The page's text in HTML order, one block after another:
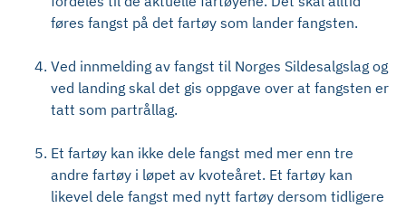
føres fangst på det fartøy som lander fangsten.
Ved innmelding av fangst til Norges Sildesalgslag og
ved landing skal det gis oppgave over at fangsten er
tatt som partrållag.
Et fartøy kan ikke dele fangst med mer enn tre
andre fartøy i løpet av kvoteåret. Et fartøy kan
likevel dele fangst med nytt fartøy dersom tidligere